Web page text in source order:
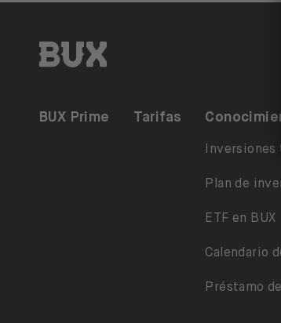
BUX | Haz más con tu dinero
BUX Prime Tarifas
Plan de
ETF en BUX
Calendario
Préstamo